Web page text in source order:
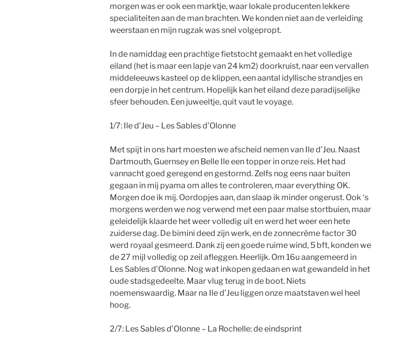
morgen was er ook een marktje, waar lokale producenten lekkere
specialiteiten aan de man brachten. We konden niet aan de verleiding
weerstaan en mijn rugzak was snel volgepropt.
In de namiddag een prachtige fietstocht gemaakt en het volledige
eiland (het is maar een lapje van 24 km2) doorkruist, naar een vervallen
middeleeuws kasteel op de klippen, een aantal idyllische strandjes en
een dorpje in het centrum. Hopelijk kan het eiland deze paradijselijke
sfeer behouden. Een juweeltje, quit vaut le voyage.
1/7: Ile d’Jeu – Les Sables d’Olonne
Met spijt in ons hart moesten we afscheid nemen van Ile d’Jeu. Naast
Dartmouth, Guernsey en Belle Ile een topper in onze reis. Het had
vannacht goed geregend en gestormd. Zelfs nog eens naar buiten
gegaan in mij pyama om alles te controleren, maar everything OK.
Morgen doe ik mij. Oordopjes aan, dan slaap ik minder ongerust. Ook ‘s
morgens werden we nog verwend met een paar malse stortbuien, maar
geleidelijk klaarde het weer volledig uit en werd het weer een hete
zuiderse dag. De bimini deed zijn werk, en de zonnecrème factor 30
werd royaal gesmeerd. Dank zij een goede ruime wind, 5 bft, konden we
de 27 mijl volledig op zeil afleggen. Heerlijk. Om 16u aangemeerd in
Les Sables d’Olonne. Nog wat inkopen gedaan en wat gewandeld in het
oude stadsgedeelte. Maar vlug terug in de boot. Niets
noemenswaardig. Maar na Ile d’Jeu liggen onze maatstaven wel heel
hoog.
2/7: Les Sables d’Olonne – La Rochelle: de eindsprint